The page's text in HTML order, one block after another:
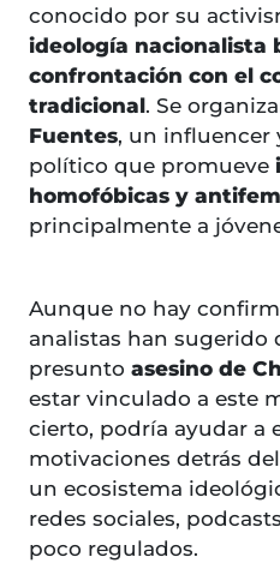
conocido por su
ideología nacionalista
confrontación con el
tradicional. Se
Fuentes, un influencer
político que promueve
homofóbicas y
principalmente a
Aunque no hay
analistas han sugerido
presunto asesino de
estar vinculado a este
cierto, podría ayudar a
motivaciones detrás
un ecosistema
redes sociales,
poco regulados.